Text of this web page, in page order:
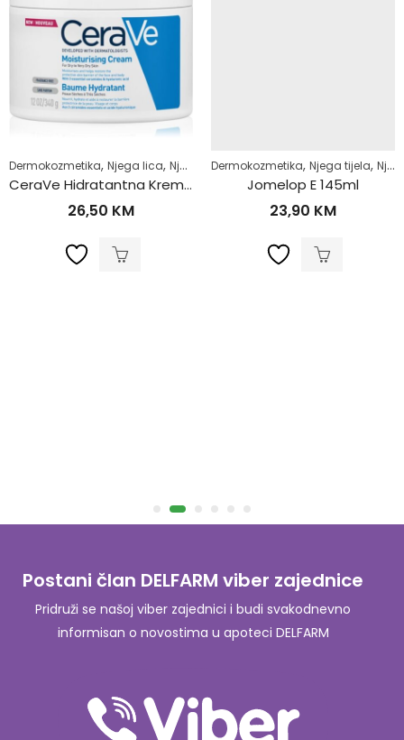
koža,Zdrav život
,Koža sklona crvenilu,Njega lica, Njega tijela,Njega tijela,Noćna njega
Dermokozmetika, Njega lica, Njega tijela ,Njega tijela,Zdrav život
CeraVe Hidratantna Krema 340ml
26,50 KM
Dermokozmetika, Njega tijela, Njega tijela
Jomelop E 145ml
23,90 KM
Postani član DELFARM viber zajednice
Pridruži se našoj viber zajednici i budi svakodnevno
informisan o novostima u apoteci DELFARM